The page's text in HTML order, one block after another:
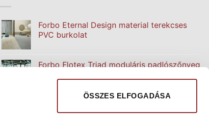
ÖSSZES ELFOGADÁSA
Forbo Eternal Design material terekcses
PVC burkolat
Forbo Flotex Triad moduláris padlószőnyeg